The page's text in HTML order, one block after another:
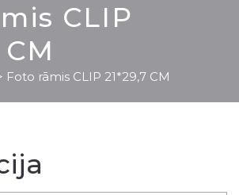
CLIP
Foto rāmis CLIP 21*29,7 CM